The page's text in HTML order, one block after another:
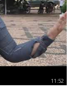
11:52